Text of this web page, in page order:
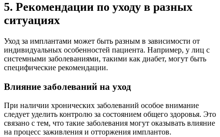
5. Рекомендации по уходу в разных
ситуациях
Уход за имплантами может быть разным в зависимости от
индивидуальных особенностей пациента. Например, у лиц с
системными заболеваниями, такими как диабет, могут быть
специфические рекомендации.
Влияние заболеваний на уход
При наличии хронических заболеваний особое внимание
следует уделить контролю за состоянием общего здоровья. Это
связано с тем, что такие заболевания могут оказывать влияние
на процесс заживления и отторжения имплантов.